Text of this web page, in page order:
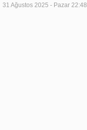
31 Ağustos 2025 - Pazar 22:48